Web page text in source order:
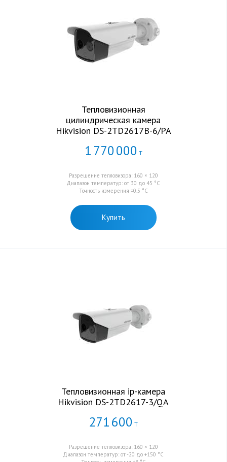
Тепловизионная
цилиндрическая камера
Hikvision DS-2TD2617B-6/PA
1 770000 Т
Разрешение тепловизора: 160 × 120
Диапазон температур: от 30 до 45 °C
Точность измерения ±0.5 °C
Купить
Тепловизионная ip-камера
Hikvision DS-2TD2617-3/QA
271600 Т
Разрешение тепловизора: 160 × 120
Диапазон температур: от -20 до +150 °C